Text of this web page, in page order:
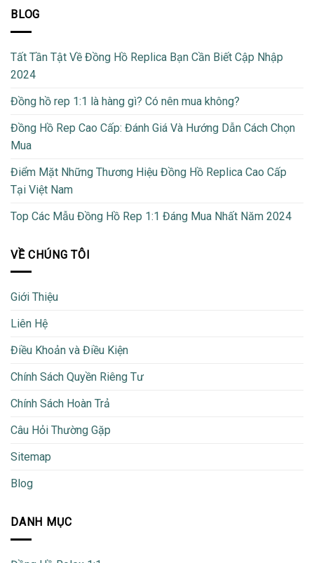
BLOG
Tất Tần Tật Về Đồng Hồ Replica Bạn Cần Biết Cập Nhập
2024
Đồng hồ rep 1:1 là hàng gì? Có nên mua không?
Đồng Hồ Rep Cao Cấp: Đánh Giá Và Hướng Dẫn Cách Chọn
Mua
Điểm Mặt Những Thương Hiệu Đồng Hồ Replica Cao Cấp
Tại Việt Nam
Top Các Mẫu Đồng Hồ Rep 1:1 Đáng Mua Nhất Năm 2024
VỀ CHÚNG TÔI
Giới Thiệu
Liên Hệ
Điều Khoản và Điều Kiện
Chính Sách Quyền Riêng Tư
Chính Sách Hoàn Trả
Câu Hỏi Thường Gặp
Sitemap
Blog
DANH MỤC